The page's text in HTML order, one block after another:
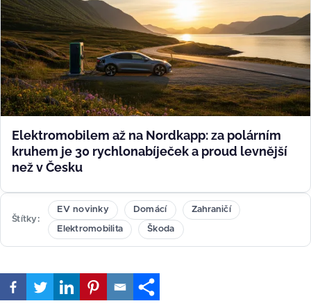
Elektromobilem až na Nordkapp: za polárním
kruhem je 30 rychlonabíječek a proud levnější
než v Česku
Štítky
EV novinky Domácí Zahraničí
Elektromobilita Škoda